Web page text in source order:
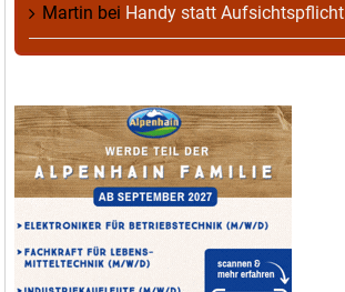
Martin bei Handy statt Aufsichtspflicht